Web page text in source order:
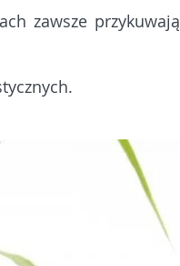
zawsze przykuwają